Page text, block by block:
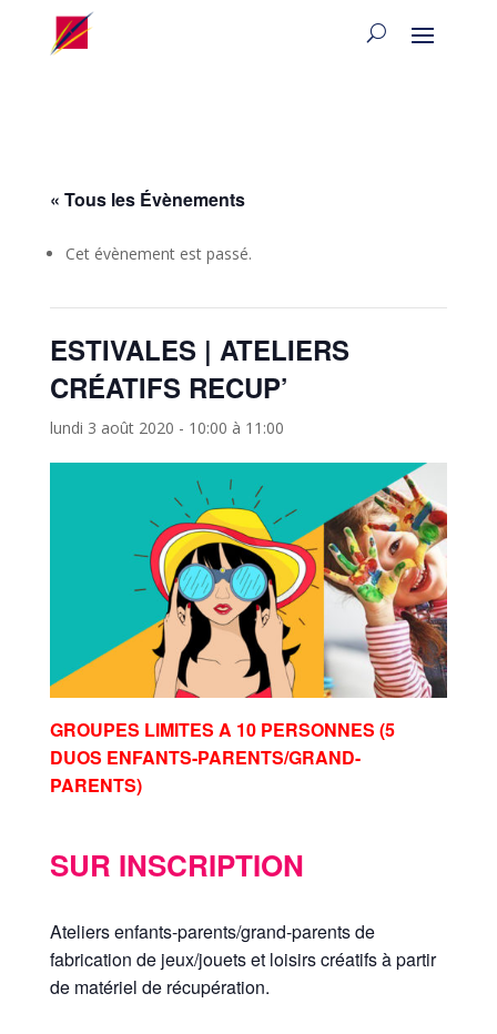
« Tous les Évènements
Cet évènement est passé.
ESTIVALES | ATELIERS
CRÉATIFS RECUP’
lundi 3 août 2020 - 10:00 à 11:00
GROUPES LIMITES A 10 PERSONNES (5
DUOS ENFANTS-PARENTS/GRAND-
PARENTS)
SUR INSCRIPTION
Ateliers enfants-parents/grand-parents de
fabrication de jeux/jouets et loisirs créatifs à partir
de matériel de récupération.